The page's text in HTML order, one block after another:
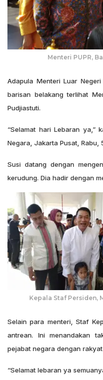
Menteri PUPR,
Adapula Menteri Luar
barisan belakang terlihat
Pudjiastuti.
“Selamat hari Lebaran ya,”
Negara, Jakarta Pusat, Rabu,
Susi datang dengan
kerudung. Dia hadir dengan
Kepala Staf Persiden,
Selain para menteri, Staf
antrean. Ini menandakan
pejabat negara dengan
“Selamat lebaran ya